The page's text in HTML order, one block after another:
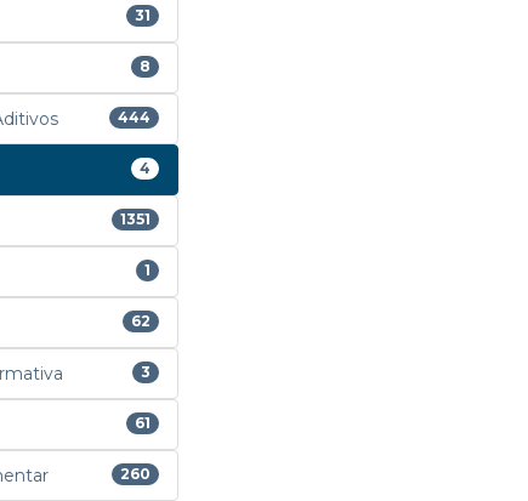
31
8
444
4
1351
1
62
3
61
260